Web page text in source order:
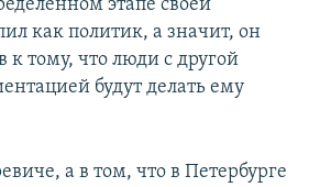
этапе своей
как политик, а значит, он
к тому, что люди с другой
будут делать ему
а в том, что в Петербурге